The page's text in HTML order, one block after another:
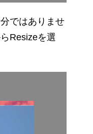
ではありませ
Resizeを選